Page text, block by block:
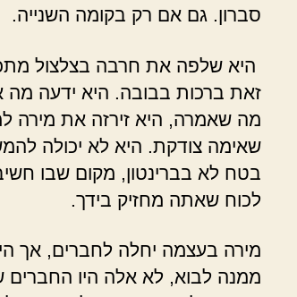
סברון. גם אם רק בקומה השנייה.
היא שלפה את חרבה בצלצול
זאת ברכות בבובה. היא ידעה
מה שאמרה, היא זירזה את מירה
שאימה צודקת. היא לא יכולה
בטח לא בברינטון, מקום שבו
לכוח שאתה מחזיק בידך.
מירה בעצמה יחלה לחברים, אך
ממנה לבוא, לא אלה היו